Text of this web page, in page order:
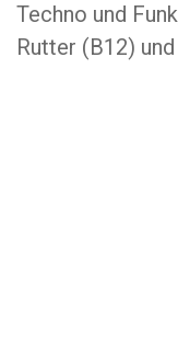
Techno und
Rutter (B12)